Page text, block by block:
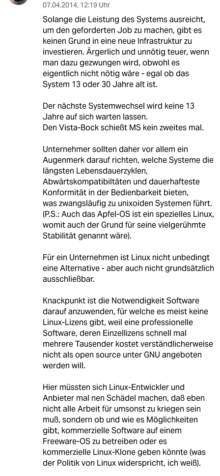
07.04.2014, 12:19 Uhr
Solange die Leistung des Systems ausreicht,
um den geforderten Job zu machen, gibt es
keinen Grund in eine neue Infrastruktur zu
investieren. Ärgerlich und unnötig teuer, wenn
man dazu gezwungen wird, obwohl es
eigentlich nicht nötig wäre - egal ob das
System 13 oder 30 Jahre alt ist.
Der nächste Systemwechsel wird keine 13
Jahre auf sich warten lassen.
Den Vista-Bock schießt MS kein zweites mal.
Unternehmer sollten daher vor allem ein
Augenmerk darauf richten, welche Systeme die
längsten Lebensdauerzyklen,
Abwärtskompatibiltäten und dauerhafteste
Konformität in der Bedienbarkeit bieten,
was zwangsläufig zu unixoiden Systemen führt.
(P.S.: Auch das Apfel-OS ist ein spezielles Linux,
womit auch der Grund für seine vielgerühmte
Stabilität genannt wäre).
Für ein Unternehmen ist Linux nicht unbedingt
eine Alternative - aber auch nicht grundsätzlich
ausschließbar.
Knackpunkt ist die Notwendigkeit Software
darauf anzuwenden, für welche es meist keine
Linux-Lizens gibt, weil eine professionelle
Software, deren Einzellizens schnell mal
mehrere Tausender kostet verständlicherweise
nicht als open source unter GNU angeboten
werden will.
Hier müssten sich Linux-Entwickler und
Anbieter mal nen Schädel machen, daß eben
nicht alle Arbeit für umsonst zu kriegen sein
muß, sondern ob und wie es Möglichkeiten
gibt, kommerzielle Software auf einem
Freeware-OS zu betreiben oder es
kommerzielle Linux-Klone geben könnte (was
der Politik von Linux widerspricht, ich weiß).